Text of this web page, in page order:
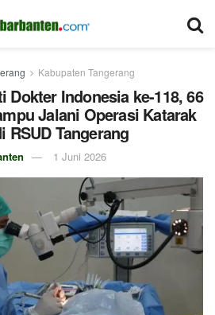
Kabupaten Tangerang
Dokter Indonesia ke-118, 66
Jalani Operasi Katarak
RSUD Tangerang
1 Juni 2026